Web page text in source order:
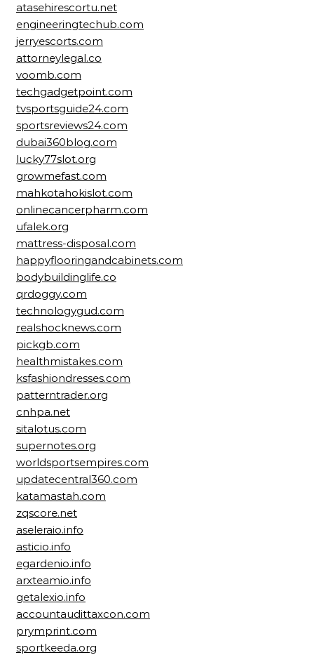
atasehirescortu.net
engineeringtechub.com
jerryescorts.com
attorneylegal.co
voomb.com
techgadgetpoint.com
tvsportsguide24.com
sportsreviews24.com
dubai360blog.com
lucky77slot.org
growmefast.com
mahkotahokislot.com
onlinecancerpharm.com
ufalek.org
mattress-disposal.com
happyflooringandcabinets.com
bodybuildinglife.co
qrdoggy.com
technologygud.com
realshocknews.com
pickgb.com
healthmistakes.com
ksfashiondresses.com
patterntrader.org
cnhpa.net
sitalotus.com
supernotes.org
worldsportsempires.com
updatecentral360.com
katamastah.com
zqscore.net
aseleraio.info
asticio.info
egardenio.info
arxteamio.info
getalexio.info
accountaudittaxcon.com
prymprint.com
sportkeeda.org